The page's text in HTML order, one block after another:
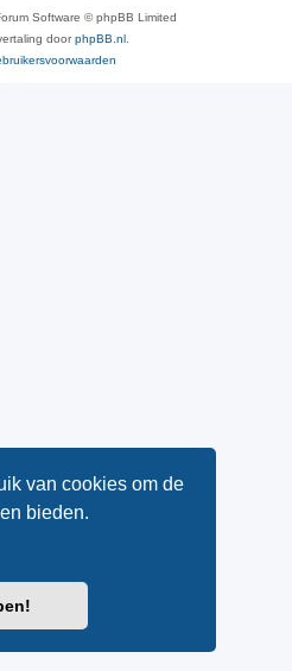
van cookies om de
bieden.
Software © phpBB Limited
doorphpBB.nl